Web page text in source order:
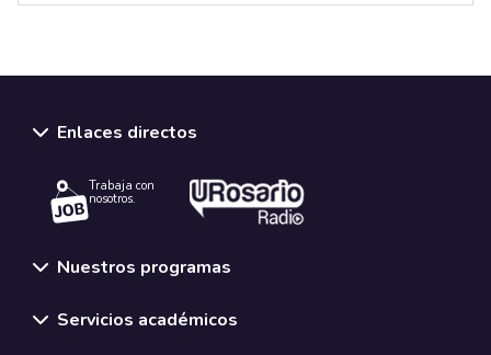
Enlaces directos
Trabaja con
nosotros.
Nuestros programas
Servicios académicos